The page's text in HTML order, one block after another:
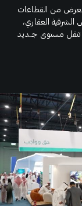
من القطاعات
العقاري،
تنقل مستوى جــديد